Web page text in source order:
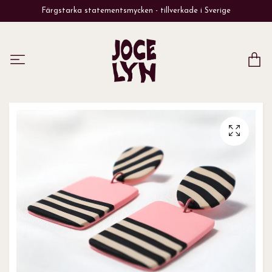
Färgstarka statementsmycken - tillverkade i Sverige